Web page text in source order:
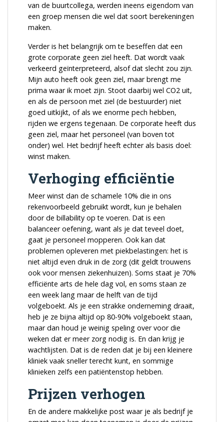
van de buurtcollega, werden ineens eigendom van
een groep mensen die wel dat soort berekeningen
maken.
Verder is het belangrijk om te beseffen dat een
grote corporate geen ziel heeft. Dat wordt vaak
verkeerd geïnterpreteerd, alsof dat slecht zou zijn.
Mijn auto heeft ook geen ziel, maar brengt me
prima waar ik moet zijn. Stoot daarbij wel CO2 uit,
en als de persoon met ziel (de bestuurder) niet
goed uitkijkt, of als we enorme pech hebben,
rijden we ergens tegenaan. De corporate heeft dus
geen ziel, maar het personeel (van boven tot
onder) wel. Het bedrijf heeft echter als basis doel:
winst maken.
Verhoging efficiëntie
Meer winst dan de schamele 10% die in ons
rekenvoorbeeld gebruikt wordt, kun je behalen
door de billability op te voeren. Dat is een
balanceer oefening, want als je dat teveel doet,
gaat je personeel mopperen. Ook kan dat
problemen opleveren met piekbelastingen: het is
niet altijd even druk in de zorg (dit geldt trouwens
ook voor mensen ziekenhuizen). Soms staat je 70%
efficiënte arts de hele dag vol, en soms staan ze
een week lang maar de helft van de tijd
volgeboekt. Als je een strakke onderneming draait,
heb je ze bijna altijd op 80-90% volgeboekt staan,
maar dan houd je weinig speling over voor die
weken dat er meer zorg nodig is. En dan krijg je
wachtlijsten. Dat is de reden dat je bij een kleinere
kliniek vaak sneller terecht kunt, en sommige
klinieken zelfs een patiëntenstop hebben.
Prijzen verhogen
En de andere makkelijke post waar je als bedrijf je